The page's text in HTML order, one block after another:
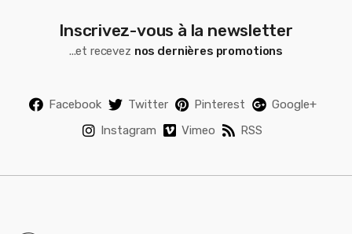
Inscrivez-vous à la newsletter
...et recevez nos dernières promotions
Facebook Twitter Pinterest
Google+
Instagram
Vimeo RSS